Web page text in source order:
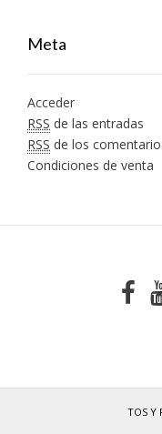
Meta
Acceder
RSS de las entradas
RSS de los
Condiciones de venta
TOS Y